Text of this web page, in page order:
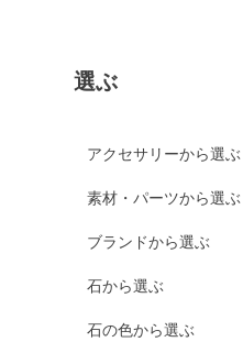
選ぶ
アクセサリーから選ぶ
素材・パーツから選ぶ
ブランドから選ぶ
石から選ぶ
石の色から選ぶ